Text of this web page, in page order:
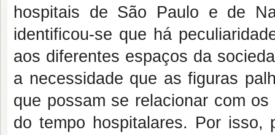
hospitais de São Paulo e de
identificou-se que há
aos diferentes espaços da
a necessidade que as figuras
que possam se relacionar com
do tempo hospitalares. Por isso,